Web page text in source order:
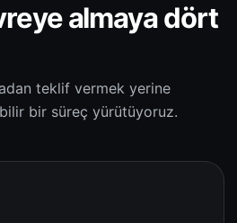
almaya dört
teklif vermek yerine
bir süreç yürütüyoruz.